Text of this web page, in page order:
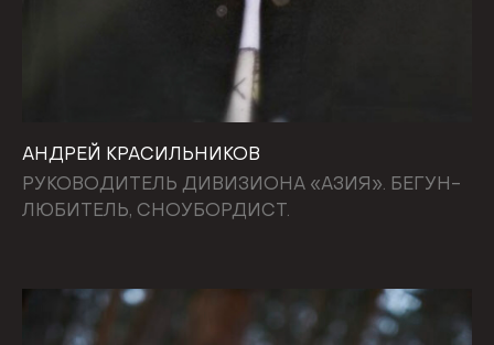
АНДРЕЙ КРАСИЛЬНИКОВ
РУКОВОДИТЕЛЬ ДИВИЗИОНА «АЗИЯ». БЕГУН-
ЛЮБИТЕЛЬ, СНОУБОРДИСТ.